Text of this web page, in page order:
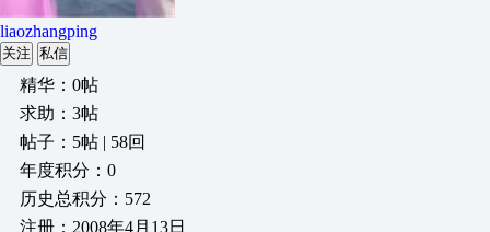
liaozhangping
关注 私信
精华：0帖
求助：3帖
帖子：5帖 | 58回
年度积分：0
历史总积分：572
注册：2008年4月13日